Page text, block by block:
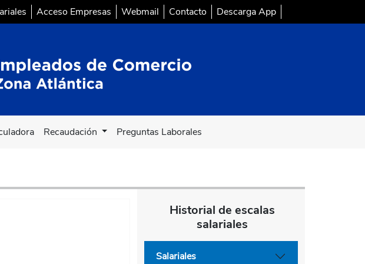
Acceso Empresas Webmail Contacto Descarga App
Recaudación Preguntas Laborales
Historial de escalas
salariales
Salariales